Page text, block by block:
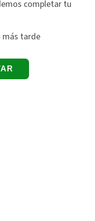
completar tu
más tarde